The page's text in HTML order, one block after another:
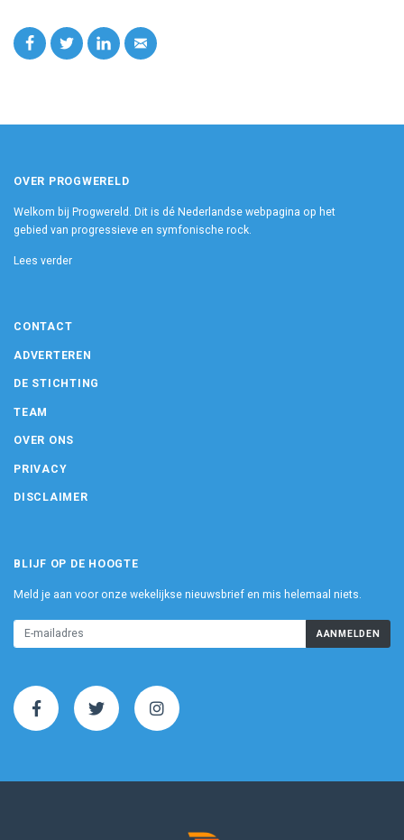
OVER PROGWERELD
Welkom bij Progwereld. Dit is dé Nederlandse webpagina op het
gebied van progressieve en symfonische rock.
Lees verder
CONTACT
ADVERTEREN
DE STICHTING
TEAM
OVER ONS
PRIVACY
DISCLAIMER
BLIJF OP DE HOOGTE
Meld je aan voor onze wekelijkse nieuwsbrief en mis helemaal niets.
AANMELDEN